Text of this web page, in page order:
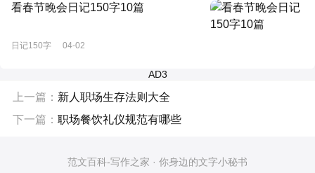
看春节晚会日记150字10篇
日记150字 04-02
AD3
上一篇： 新人职场生存法则大全
下一篇： 职场餐饮礼仪规范有哪些
范文百科-写作之家 · 你身边的文字小秘书